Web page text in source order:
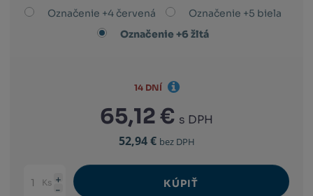
Označenie +4 červená
Označenie +5 biela
Označenie +6 žltá
65,12 € s DPH
52,94 € bez DPH
14 DNÍ
Změnit
Navýšit
Ks KÚPIŤ